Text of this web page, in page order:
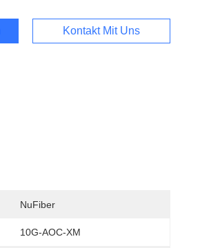
Kontakt Mit Uns
NuFiber
10G-AOC-XM